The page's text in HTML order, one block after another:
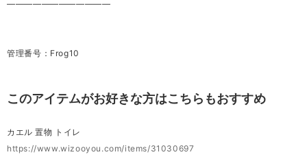
————————————
管理番号：Frog10
このアイテムがお好きな方はこちらもおすすめ
カエル 置物 トイレ
https://www.wizooyou.com/items/31030697